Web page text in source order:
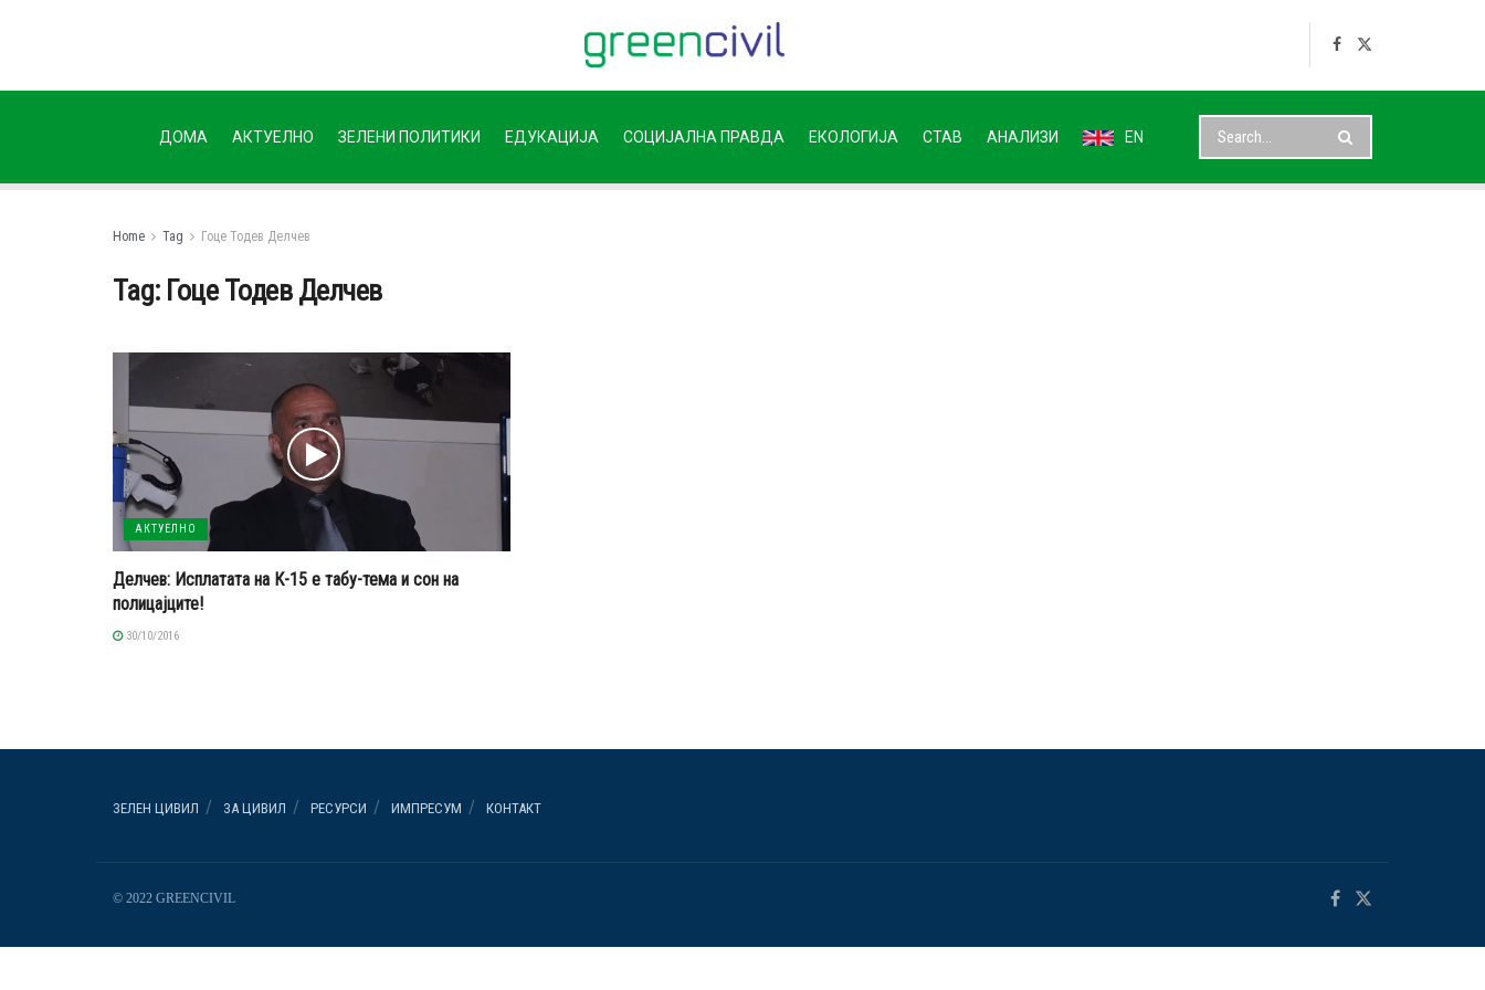
ДОМА АКТУЕЛНО ЗЕЛЕНИ ПОЛИТИКИ ЕДУКАЦИЈА СОЦИЈАЛНА ПРАВДА ЕКОЛОГИЈА СТАВ АНАЛИЗИ EN
Home Tag Гоце Тодев Делчев
Tag: Гоце Тодев Делчев
АКТУЕЛНО
Делчев: Исплатата на К-15 е табу-тема и сон на
полицајците!
30/10/2016
ЗЕЛЕН ЦИВИЛ ЗА ЦИВИЛ РЕСУРСИ ИМПРЕСУМ КОНТАКТ
© 2022 GREENCIVIL